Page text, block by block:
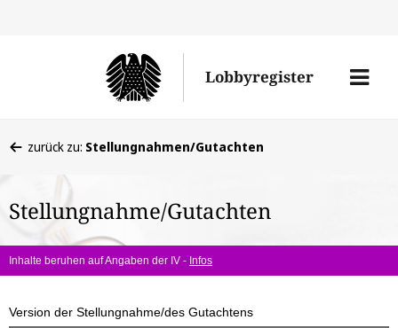
Lobbyregister
Menü
befinden
hier:
zurück zu: Stellungnahmen/Gutachten
Stellungnahme/Gutachten
Inhalte beruhen auf Angaben der IV - Infos
Version der Stellungnahme/des Gutachtens